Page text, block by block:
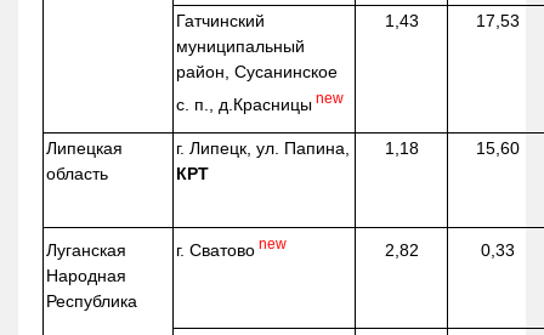
Гатчинский
муниципальный
район, Сусанинское
с. п., д.Красницы new
1,43 17,53
Липецкая
область
г. Липецк, ул. Папина,
КРТ
1,18 15,60
Луганская
Народная
Республика
г. Сватово new 2,82 0,33